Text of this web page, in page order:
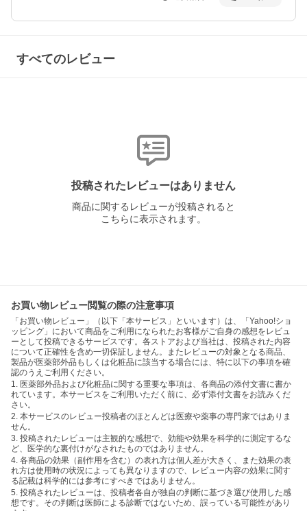
すべてのレビュー
投稿されたレビューはありません
商品に関するレビューが投稿されると
こちらに表示されます。
お買い物レビュー閲覧の際の注意事項
「お買い物レビュー」（以下「本サービス」といいます）は、「Yahoo!ショ
ッピング」において商品をご利用になられたお客様がご自身の感想をレビュ
ーとして投稿できるサービスです。各ストアおよび当社は、投稿された内容
について正確性を含め一切保証しません。またレビューの対象となる商品、
製品が医薬部外品もしくは化粧品に該当する場合には、特に以下の事項を確
認のうえご利用ください。
1. 医薬部外品および化粧品に関する重要な事項は、各商品の添付文書に書か
れています。本サービスをご利用いただく前に、必ず添付文書をお読みくだ
さい。
2. 本サービスのレビュー投稿者のほとんどは医療や薬事の専門家ではありま
せん。
3. 投稿されたレビューは主観的な感想で、効能や効果を科学的に測定するな
ど、医学的な裏付けがなされたものではありません。
4. 各商品の効果（副作用を含む）の表れ方は個人差が大きく、また効果の表
れ方は使用時の状況によっても異なりますので、レビュー内容の効果に関す
る記載は科学的には参考にすべきではありません。
5. 投稿されたレビューは、投稿者各自が独自の判断に基づき選び使用した感
想です。その判断は医師による診断ではないため、誤っている可能性があり